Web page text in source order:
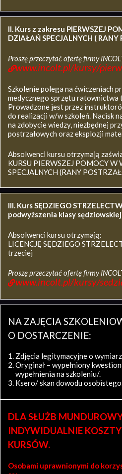
II. Kurs z zakresu PIERWSZEJ
DZIAŁAŃ SPECJALNYCH ( RANY
Proszę przeczytać ofertę firmy
www.incolt.pl/kursy/
Szkolenie polega na ćwiczeniach
medycznego sprzętu ratownictwa
Prowadzone jest przez
do realizacji w/w szkoleń. Nacisk
na zdobycie wiedzy, niezbędnej
postrzałowych oraz eksplozji
Absolwenci kursu otrzymają
KURSU PIERWSZEJ POMOCY
SPECJALNYCH (RANY
III. Kurs SĘDZIEGO
podwyższenia klasy sędziowskiej
Absolwenci kursu otrzymają:
LICENCJĘ SĘDZIEGO
trzeciej
Proszę przeczytać ofertę firmy
www.incolt.pl/kursy/
NA ZAJĘCIA
O DOSTARCZENIE:
Zdjęcia legitymacyjne o
Oryginał – wypełniony
wypełnienia na szkoleniu/.
Ksero/ skan dowodu
DLA SŁUŻB
INDYWIDUALNIE
KURSÓW.
Osobami uprawnionymi do